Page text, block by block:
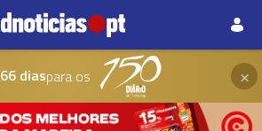
66 diaspara os ×